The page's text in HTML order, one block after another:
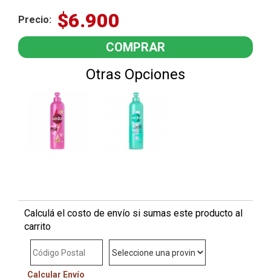
Precio: $6.900
Otras Opciones
Calculá el costo de envío si sumas este producto al
carrito
Calcular Envío